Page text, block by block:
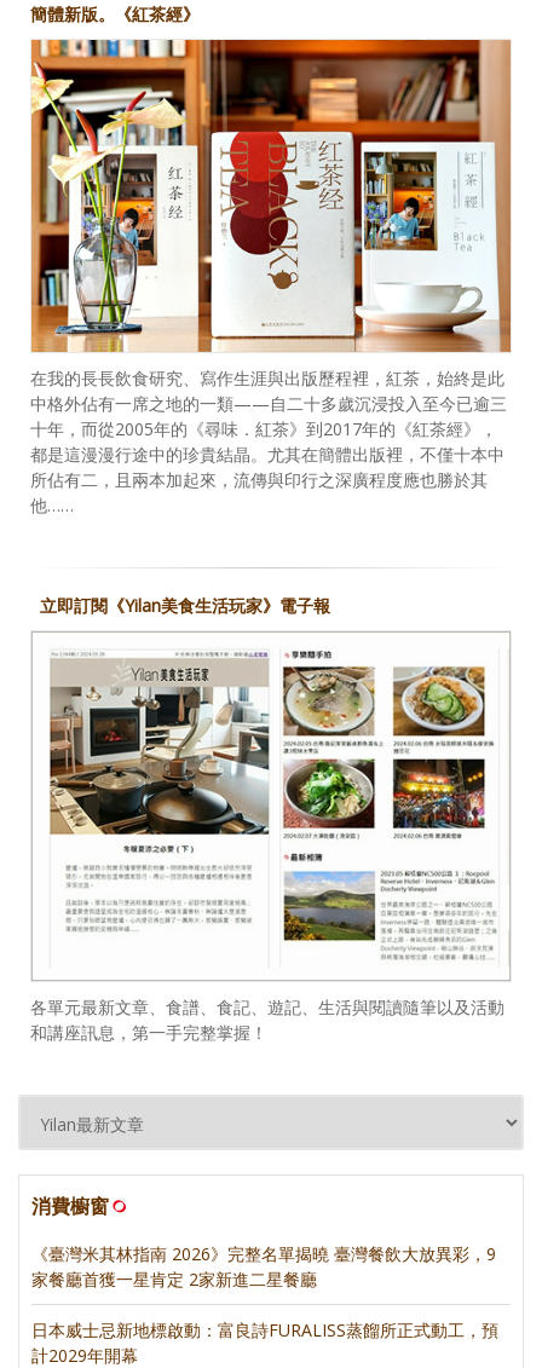
簡體新版。《紅茶經》
在我的長長飲食研究、寫作生涯與出版歷程裡，紅茶，始終是此
中格外佔有一席之地的一類——自二十多歲沉浸投入至今已逾三
十年，而從2005年的《尋味．紅茶》到2017年的《紅茶經》，
都是這漫漫行途中的珍貴結晶。尤其在簡體出版裡，不僅十本中
所佔有二，且兩本加起來，流傳與印行之深廣程度應也勝於其
他……
立即訂閱《Yilan美食生活玩家》電子報
各單元最新文章、食譜、食記、遊記、生活與閱讀隨筆以及活動
和講座訊息，第一手完整掌握！
消費櫥窗
《臺灣米其林指南 2026》完整名單揭曉 臺灣餐飲大放異彩，9
家餐廳首獲一星肯定 2家新進二星餐廳
日本威士忌新地標啟動：富良詩FURALISS蒸餾所正式動工，預
計2029年開幕